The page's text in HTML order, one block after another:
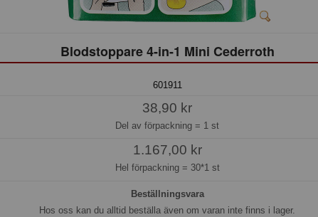
Blodstoppare 4-in-1 Mini Cederroth
601911
38,90 kr
Del av förpackning = 1 st
1.167,00 kr
Hel förpackning = 30*1 st
Beställningsvara
Hos oss kan du alltid beställa även om varan inte finns i lager.